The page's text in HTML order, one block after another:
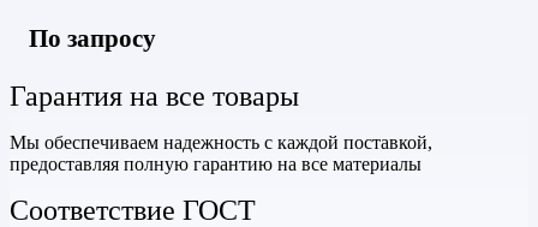
По запросу
Гарантия на все товары
Мы обеспечиваем надежность с каждой поставкой,
предоставляя полную гарантию на все материалы
Соответствие ГОСТ